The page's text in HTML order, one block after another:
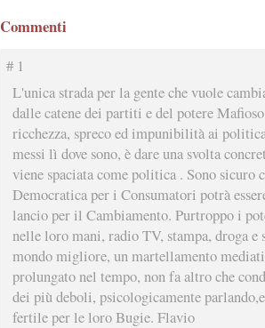
Commenti
# 1
L'unica strada per la gente che vuole
dalle catene dei partiti e del potere
ricchezza, spreco ed impunibilità ai
messi lì dove sono, è dare una svolta
viene spaciata come politica . Sono sicuro
Democratica per i Consumatori potrà
lancio per il Cambiamento. Purtroppo i
nelle loro mani, radio TV, stampa, droga e
mondo migliore, un martellamento
prolungato nel tempo, non fa altro che
dei più deboli, psicologicamente
fertile per le loro Bugie. Flavio